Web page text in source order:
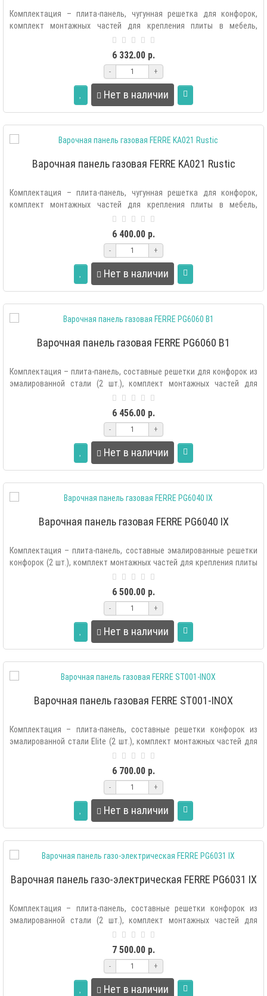
Комплектация – плита-панель, чугунная решетка для конфорок,
комплект монтажных частей для крепления плиты в мебель,
6 332.00 р.
- +
Нет в наличии
Варочная панель газовая FERRE KA021 Rustic
Комплектация – плита-панель, чугунная решетка для конфорок,
комплект монтажных частей для крепления плиты в мебель,
6 400.00 р.
- +
Нет в наличии
Варочная панель газовая FERRE PG6060 B1
Комплектация – плита-панель, составные решетки для конфорок из
эмалированной стали (2 шт.), комплект монтажных частей для
6 456.00 р.
- +
Нет в наличии
Варочная панель газовая FERRE PG6040 IX
Комплектация – плита-панель, составные эмалированные решетки
конфорок (2 шт.), комплект монтажных частей для крепления плиты
6 500.00 р.
- +
Нет в наличии
Варочная панель газовая FERRE ST001-INOX
Комплектация – плита-панель, составные решетки конфорок из
эмалированной стали Elite (2 шт.), комплект монтажных частей для
6 700.00 р.
- +
Нет в наличии
Варочная панель газо-электрическая FERRE PG6031 IX
Комплектация – плита-панель, составные решетки конфорок из
эмалированной стали (2 шт.), комплект монтажных частей для
7 500.00 р.
- +
Нет в наличии